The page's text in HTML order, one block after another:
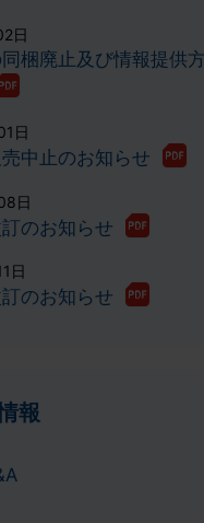
日
梱廃止及び情報提供
日
中止のお知らせ
日
のお知らせ
日
のお知らせ
報